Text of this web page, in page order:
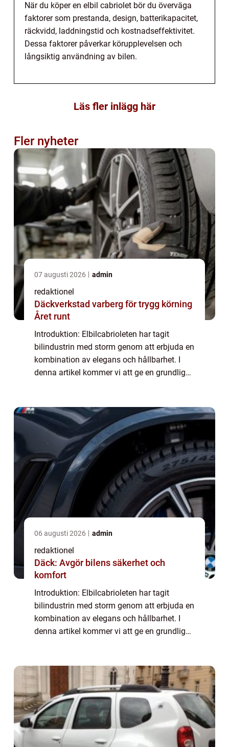
När du köper en elbil cabriolet bör du överväga
faktorer som prestanda, design, batterikapacitet,
räckvidd, laddningstid och kostnadseffektivitet.
Dessa faktorer påverkar körupplevelsen och
långsiktig användning av bilen.
Läs fler inlägg här
Fler nyheter
07 augusti 2026 admin
redaktionel
Däckverkstad varberg för trygg körning
Året runt
Introduktion: Elbilcabrioleten har tagit
bilindustrin med storm genom att erbjuda en
kombination av elegans och hållbarhet. I
denna artikel kommer vi att ge en grundlig
06 augusti 2026 admin
redaktionel
Däck: Avgör bilens säkerhet och
komfort
Introduktion: Elbilcabrioleten har tagit
bilindustrin med storm genom att erbjuda en
kombination av elegans och hållbarhet. I
denna artikel kommer vi att ge en grundlig